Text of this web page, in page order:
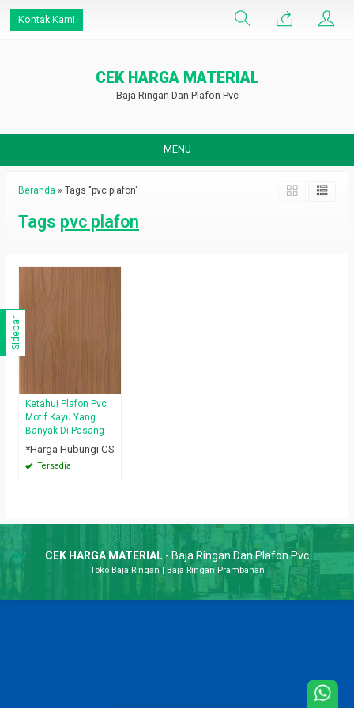
Kontak Kami
CEK HARGA MATERIAL
Baja Ringan Dan Plafon Pvc
MENU
Beranda » Tags "pvc plafon"
Tags pvc plafon
Ketahui Plafon Pvc
Motif Kayu Yang
Banyak Di Pasang
*Harga Hubungi CS
Tersedia
Sidebar
CEK HARGA MATERIAL - Baja Ringan Dan Plafon Pvc
Toko Baja Ringan| Baja Ringan Prambanan